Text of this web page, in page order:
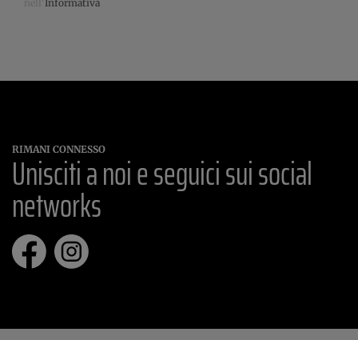
nell' Informativa
RIMANI CONNESSO
Unisciti a noi e seguici sui social
networks